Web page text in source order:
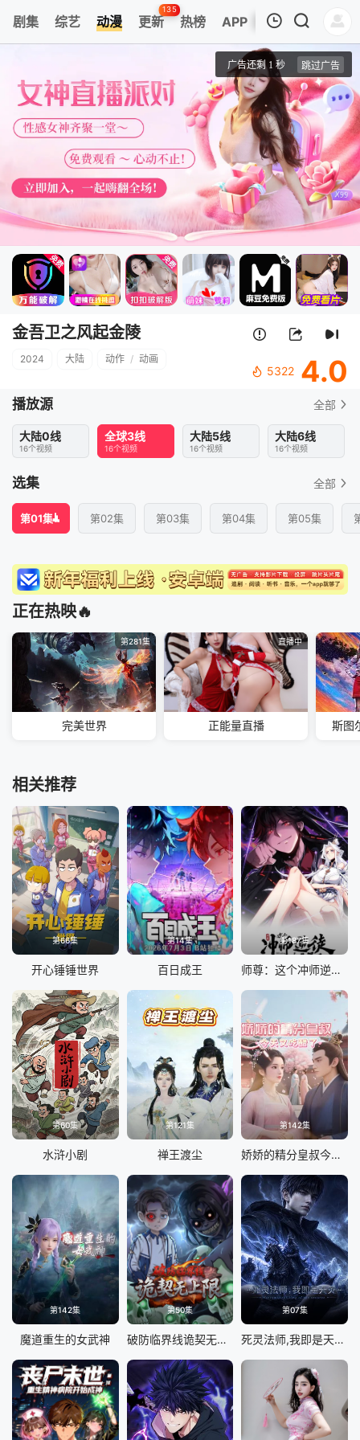
剧集 综艺 动漫 更新
135
热榜 APP
第01集
金吾卫之风起金陵
金吾卫之风起金陵
2024 大陆 动作 / 动画
5322 4.0
播放源 全部
大陆0线
16个视频
全球3线
16个视频
大陆5线
16个视频
大陆6线
16个视频
选集 全部
第01集 第02集 第03集 第04集 第05集
正在热映🔥
第281集
完美世界
直播中
正能量直播 斯图
相关推荐
第66集
开心锤锤世界
第14集
百日成王
第187集
师尊：这个冲师逆徒才不是圣子 动态漫画
第60集
水浒小剧
第121集
禅王渡尘
第142集
娇娇的精分皇叔今天又吃醋了
第142集
魔道重生的女武神
第50集
破防临界线诡契无上限
第07集
死灵法师,我即是天灾(2026)